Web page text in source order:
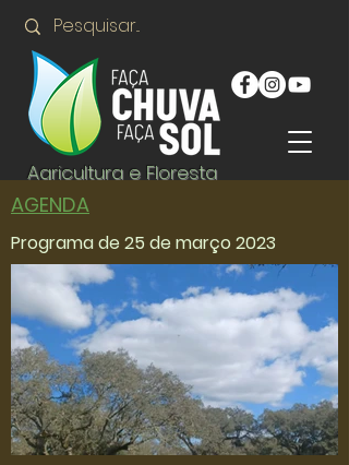
Agricultura e Floresta
AGENDA
Programa de 25 de março 2023